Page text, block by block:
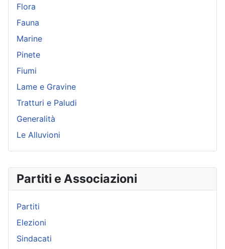
Partiti e Associazioni
Partiti
Elezioni
Sindacati
Flora
Fauna
Marine
Pinete
Fiumi
Lame e Gravine
Tratturi e Paludi
Generalità
Le Alluvioni